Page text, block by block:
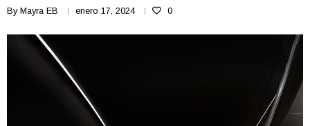
By Mayra EB enero 17, 2024 0